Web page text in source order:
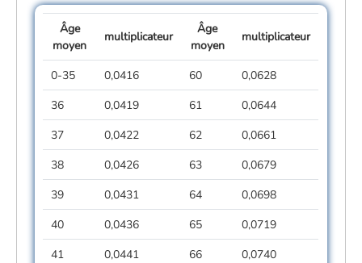
Âge
moyen
multiplicateur
Âge
moyen
multiplicateur
0-35 0,0416 60
0,0628
36
0,0419 61
0,0644
37
0,0422 62
0,0661
38
0,0426 63
0,0679
39
0,0431 64
0,0698
40
0,0436 65
0,0719
41
0,0441 66 0,0740